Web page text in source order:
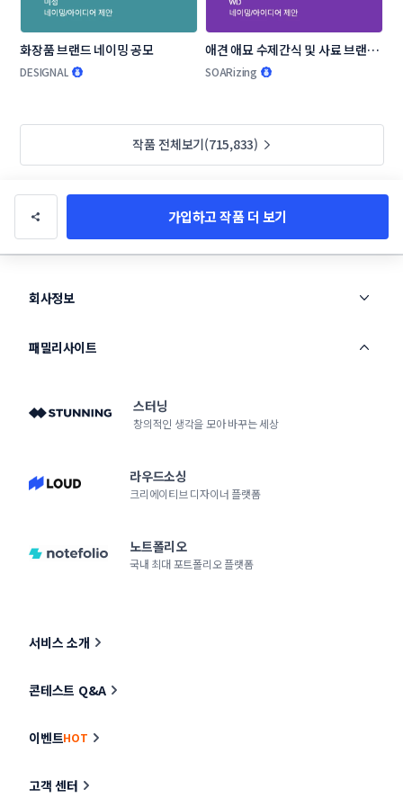
화장품 브랜드 네이밍 공모
DESIGNAL
애견 애묘 수제간식 및 사료 브랜드
작명부탁드립니다.
SOARizing
작품 전체보기(715,833)
가입하고 작품 더 보기
회사정보
패밀리사이트
스터닝
창의적인 생각을 모아 바꾸는 세상
라우드소싱
크리에이티브 디자이너 플랫폼
노트폴리오
국내 최대 포트폴리오 플랫폼
서비스 소개
콘테스트 Q&A
이벤트HOT
고객 센터